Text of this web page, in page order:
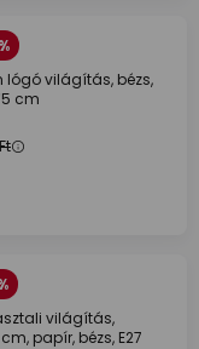
lógó világítás, bézs,
cm
világítás,
papír, bézs, E27